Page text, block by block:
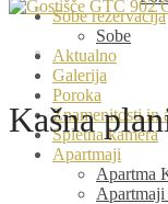
Sobe rezervacija
Sobe
Aktualno
Galerija
Poroka
Znamenitosti in
Spletna kamera
Apartmaji
Apartma
Kašna